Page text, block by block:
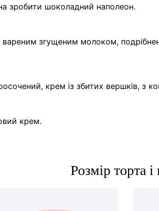
зробити шоколадний наполеон.
згущеним молоком,
крем із збитих вершків,
крем.
Розмір торта і